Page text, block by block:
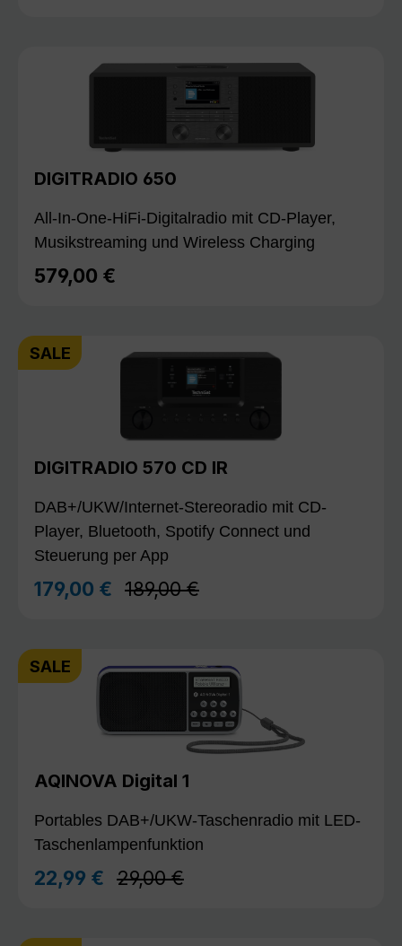
DIGITRADIO 650
All-In-One-HiFi-Digitalradio mit CD-Player,
Musikstreaming und Wireless Charging
Regulärer Preis:
579,00 €
SALE
DIGITRADIO 570 CD IR
DAB+/UKW/Internet-Stereoradio mit CD-
Player, Bluetooth, Spotify Connect und
Steuerung per App
Verkaufspreis:
179,00 € Regulärer Preis:
189,00 €
SALE
AQINOVA Digital 1
Portables DAB+/UKW-Taschenradio mit LED-
Taschenlampenfunktion
Verkaufspreis:
22,99 € Regulärer Preis:
29,00 €